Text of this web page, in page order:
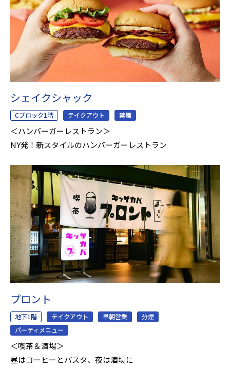
シェイクシャック
Cブロック1階 テイクアウト 禁煙
＜ハンバーガーレストラン＞
NY発！新スタイルのハンバーガーレストラン
プロント
地下1階 テイクアウト 早朝営業
分煙
パーティメニュー
＜喫茶＆酒場＞
昼はコーヒーとパスタ、夜は酒場に